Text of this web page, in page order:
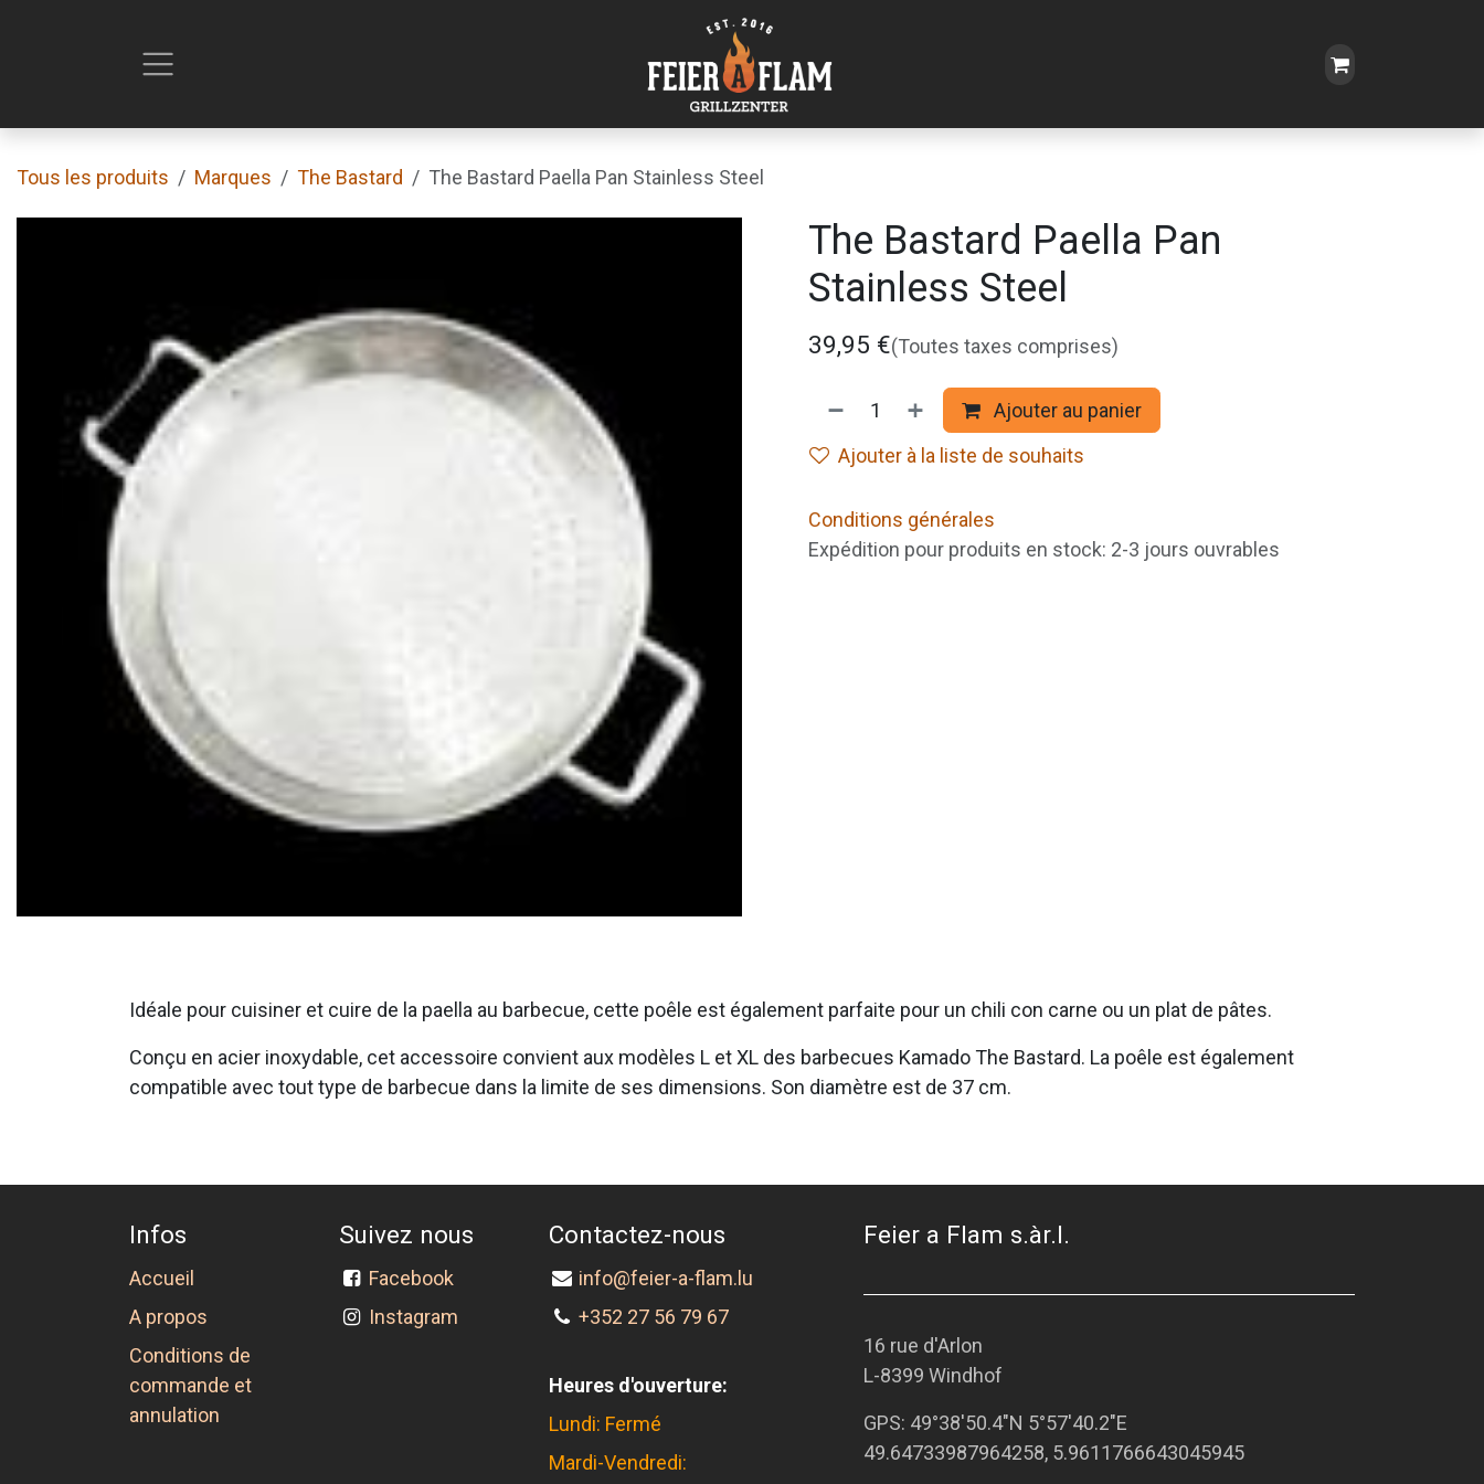
Tous les produits Marques The Bastard The Bastard Paella Pan Stainless Steel
The Bastard Paella Pan
Stainless Steel
39,95 €(Toutes taxes comprises)
Ajouter au panier
Ajouter à la liste de souhaits
Conditions générales
Expédition pour produits en stock: 2-3 jours ouvrables
Idéale pour cuisiner et cuire de la paella au barbecue, cette poêle est également parfaite pour un chili con carne ou un plat de pâtes.
Conçu en acier inoxydable, cet accessoire convient aux modèles L et XL des barbecues Kamado The Bastard. La poêle est également
compatible avec tout type de barbecue dans la limite de ses dimensions. Son diamètre est de 37 cm.
Infos
Accueil
A propos
Conditions de
commande et
annulation
Suivez nous
Facebook
Instagram
Contactez-nous
info@feier-a-flam.lu
+352 27 56 79 67
Heures d'ouverture:
Lundi: Fermé
Mardi-Vendredi:
Feier a Flam s.àr.l.
16 rue d'Arlon
L-8399 Windhof
GPS: 49°38'50.4"N 5°57'40.2"E
49.64733987964258, 5.9611766643045945